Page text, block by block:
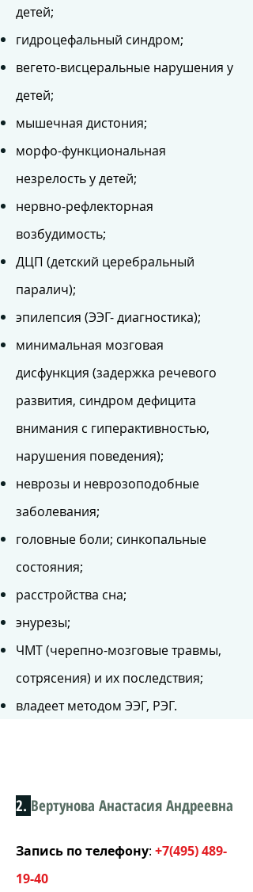
детей;
гидроцефальный синдром;
вегето-висцеральные нарушения у
детей;
мышечная дистония;
морфо-функциональная
незрелость у детей;
нервно-рефлекторная
возбудимость;
ДЦП (детский церебральный
паралич);
эпилепсия (ЭЭГ- диагностика);
минимальная мозговая
дисфункция (задержка речевого
развития, синдром дефицита
внимания с гиперактивностью,
нарушения поведения);
неврозы и неврозоподобные
заболевания;
головные боли; синкопальные
состояния;
расстройства сна;
энурезы;
ЧМТ (черепно-мозговые травмы,
сотрясения) и их последствия;
владеет методом ЭЭГ, РЭГ.
2. Вертунова Анастасия Андреевна
Запись по телефону: +7(495) 489-
19-40